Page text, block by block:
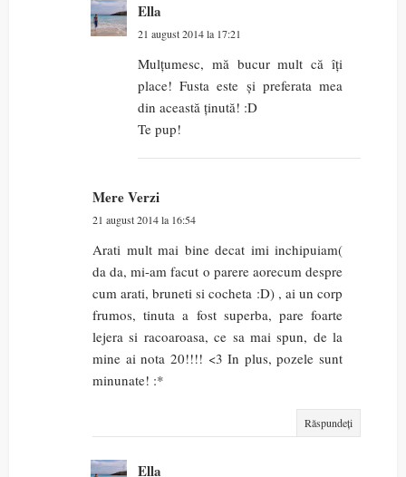
Ella
21 august 2014 la 17:21
Mulțumesc, mă bucur mult că îți
place! Fusta este și preferata mea
din această ținută! :D
Te pup!
Mere Verzi
21 august 2014 la 16:54
Arati mult mai bine decat imi inchipuiam(
da da, mi-am facut o parere aorecum despre
cum arati, bruneti si cocheta :D) , ai un corp
frumos, tinuta a fost superba, pare foarte
lejera si racoaroasa, ce sa mai spun, de la
mine ai nota 20!!!! <3 In plus, pozele sunt
minunate! :*
Răspundeți
Ella